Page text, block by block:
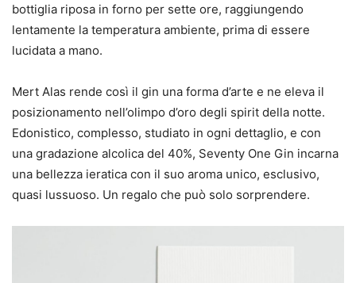
bottiglia riposa in forno per sette ore, raggiungendo
lentamente la temperatura ambiente, prima di essere
lucidata a mano.
Mert Alas rende così il gin una forma d’arte e ne eleva il
posizionamento nell’olimpo d’oro degli spirit della notte.
Edonistico, complesso, studiato in ogni dettaglio, e con
una gradazione alcolica del 40%, Seventy One Gin incarna
una bellezza ieratica con il suo aroma unico, esclusivo,
quasi lussuoso. Un regalo che può solo sorprendere.